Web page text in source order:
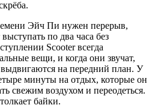
Эйч Пи нужен перерыв,
по два часа без
Scooter всегда
вещи, и когда они звучат,
на передний план. У
минуты на отдых, которые он
свежим воздухом и переодеться.
байки.